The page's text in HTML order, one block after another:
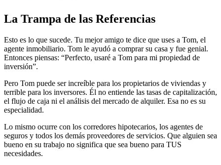
La Trampa de las Referencias
Esto es lo que sucede. Tu mejor amigo te dice que uses a Tom, el
agente inmobiliario. Tom le ayudó a comprar su casa y fue genial.
Entonces piensas: “Perfecto, usaré a Tom para mi propiedad de
inversión”.
Pero Tom puede ser increíble para los propietarios de viviendas y
terrible para los inversores. Él no entiende las tasas de capitalización,
el flujo de caja ni el análisis del mercado de alquiler. Esa no es su
especialidad.
Lo mismo ocurre con los corredores hipotecarios, los agentes de
seguros y todos los demás proveedores de servicios. Que alguien sea
bueno en su trabajo no significa que sea bueno para TUS
necesidades.